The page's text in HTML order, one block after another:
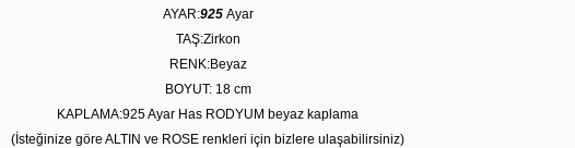
AYAR:925 Ayar
TAŞ:Zirkon
RENK:Beyaz
BOYUT: 18 cm
KAPLAMA:925 Ayar Has RODYUM beyaz kaplama
(İsteğinize göre ALTIN ve ROSE renkleri için bizlere ulaşabilirsiniz)